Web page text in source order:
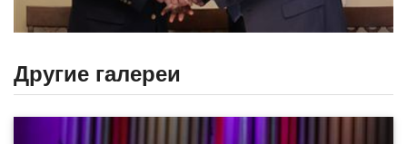
Другие галереи